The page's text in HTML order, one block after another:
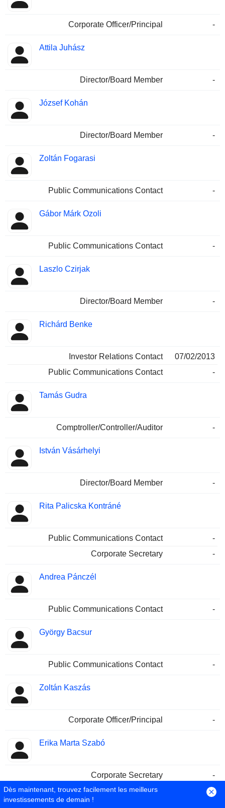
Corporate Officer/Principal -
Attila Juhász
Director/Board Member -
József Kohán
Director/Board Member -
Zoltán Fogarasi
Public Communications Contact -
Gábor Márk Ozoli
Public Communications Contact -
Laszlo Czirjak
Director/Board Member -
Richárd Benke
Investor Relations Contact
07/02/2013
Public Communications Contact
-
Tamás Gudra
Comptroller/Controller/Auditor -
István Vásárhelyi
Director/Board Member -
Rita Palicska Kontráné
Public Communications Contact
-
Corporate Secretary
-
Andrea Pánczél
Public Communications Contact -
György Bacsur
Public Communications Contact -
Zoltán Kaszás
Corporate Officer/Principal -
Erika Marta Szabó
Corporate Secretary -
Tamara Karagity
Dès maintenant, trouvez facilement les meilleurs
investissements de demain !